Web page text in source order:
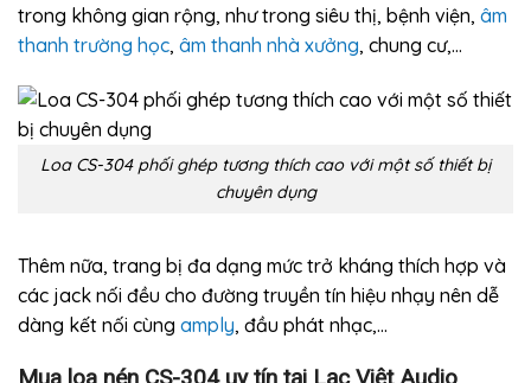
trong không gian rộng, như trong siêu thị, bệnh viện, âm
thanh trường học, âm thanh nhà xưởng, chung cư,…
Loa CS-304 phối ghép tương thích cao với một số thiết bị
chuyên dụng
Thêm nữa, trang bị đa dạng mức trở kháng thích hợp và
các jack nối đều cho đường truyền tín hiệu nhạy nên dễ
dàng kết nối cùng amply, đầu phát nhạc,…